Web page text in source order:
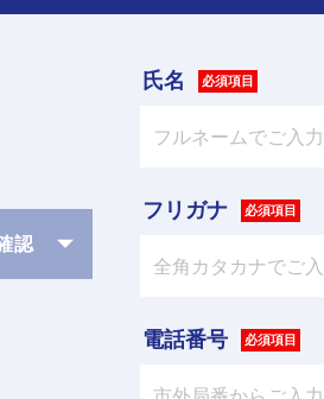
認
氏名
フリガナ
電話番号